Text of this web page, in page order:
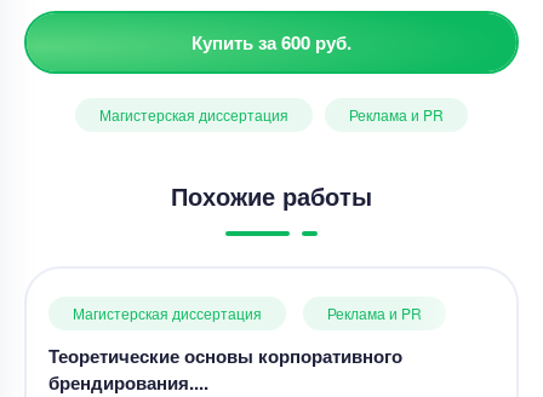
Купить за 600 руб.
Магистерская диссертация Реклама и PR
Похожие работы
Магистерская диссертация Реклама и PR
Теоретические основы корпоративного
брендирования....